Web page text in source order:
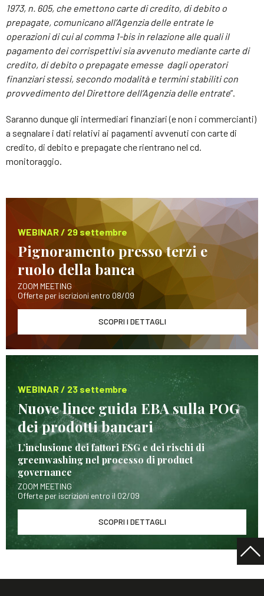
1973, n. 605, che emettono carte di credito, di debito o
prepagate, comunicano all’Agenzia delle entrate le
operazioni di cui al comma 1-bis in relazione alle quali il
pagamento dei corrispettivi sia avvenuto mediante carte di
credito, di debito o prepagate emesse dagli operatori
finanziari stessi, secondo modalità e termini stabiliti con
provvedimento del Direttore dell’Agenzia delle entrate”.
Saranno dunque gli intermediari finanziari (e non i commercianti)
a segnalare i dati relativi ai pagamenti avvenuti con carte di
credito, di debito e prepagate che rientrano nel cd.
monitoraggio.
WEBINAR / 29 settembre
Pignoramento presso terzi e
ruolo della banca
ZOOM MEETING
Offerte per iscrizioni entro 08/09
SCOPRI I DETTAGLI
WEBINAR / 23 settembre
Nuove linee guida EBA sulla POG
dei prodotti bancari
L’inclusione dei fattori ESG e dei rischi di
greenwashing nel processo di product
governance
ZOOM MEETING
Offerte per iscrizioni entro il 02/09
SCOPRI I DETTAGLI